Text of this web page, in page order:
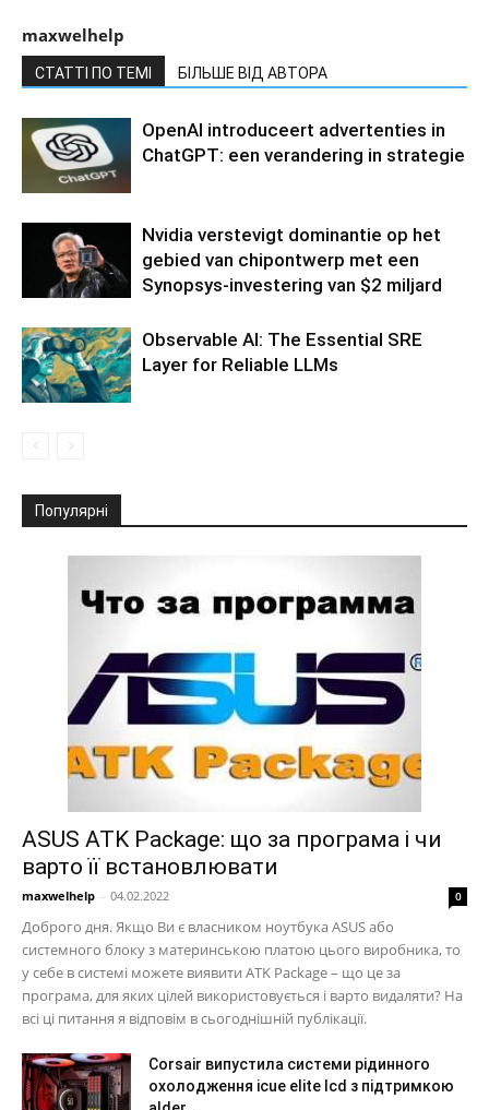
maxwelhelp
СТАТТІ ПО ТЕМІ БІЛЬШЕ ВІД АВТОРА
OpenAI introduceert advertenties in
ChatGPT: een verandering in strategie
Nvidia verstevigt dominantie op het
gebied van chipontwerp met een
Synopsys-investering van $2 miljard
Observable AI: The Essential SRE
Layer for Reliable LLMs
Популярні
ASUS ATK Package: що за програма і чи
варто її встановлювати
maxwelhelp - 04.02.2022 0
Доброго дня. Якщо Ви є власником ноутбука ASUS або
системного блоку з материнською платою цього виробника, то
у себе в системі можете виявити ATK Package – що це за
програма, для яких цілей використовується і варто видаляти? На
всі ці питання я відповім в сьогоднішній публікації.
Corsair випустила системи рідинного
охолодження icue elite lcd з підтримкою